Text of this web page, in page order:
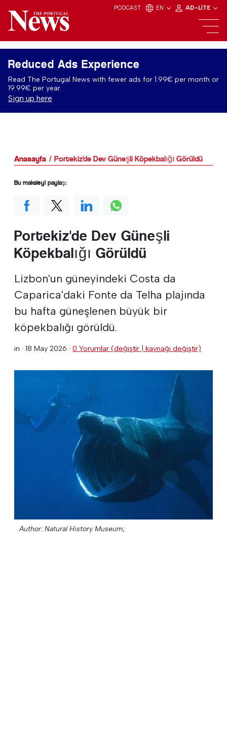
PODCAST EN AD-LITE
Reduced Ads Experience
Read The Portugal News with fewer ads for 1.99€ per month or
19.99€ per year.
Sign up here
Anasayfa Portekiz'de Dev Güneşli Köpekbalığı Görüldü
Portekiz'de Dev Güneşli
Köpekbalığı Görüldü
Lizbon'un güneyindeki Costa da
Caparica'daki Fonte da Telha plajında
bu hafta güneşlenen büyük bir
köpekbalığı görüldü.
in · 18 May 2026 · 0 Yorumlar (değiştir | kaynağı değiştir)
Author: Natural History Museum;
Bu makaleyi paylaş: